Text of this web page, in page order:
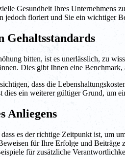
Gesundheit Ihres Unternehmens
jedoch floriert und Sie ein wichtiger
Gehaltsstandards
bitten, ist es unerlässlich, zu
Dies gibt Ihnen eine
dass die
dies ein weiterer gültiger Grund, um
Anliegens
es der richtige Zeitpunkt ist, um
für Ihre Erfolge und
für zusätzliche